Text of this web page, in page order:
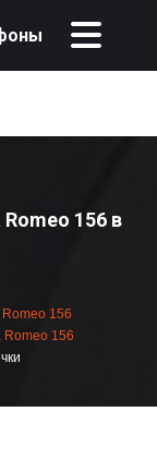
156 в
156
Romeo 156